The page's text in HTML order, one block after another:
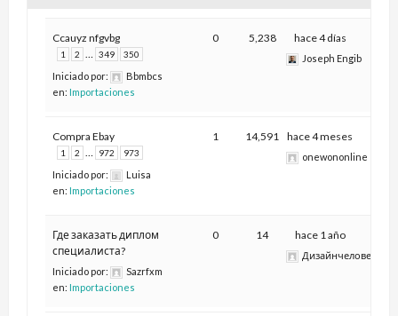
Ccauyz nfgvbg
1 2 … 349 350
Iniciado por:
Bbmbcs
en: Importaciones
0 5,238 hace 4 días
Joseph Engib
Compra Ebay
1 2 … 972 973
Iniciado por:
Luisa
en: Importaciones
1 14,591 hace 4 meses
onewononline
Где заказать диплом
специалиста?
Iniciado por:
Sazrfxm
en: Importaciones
0 14 hace 1 año
Дизайнчеловека6